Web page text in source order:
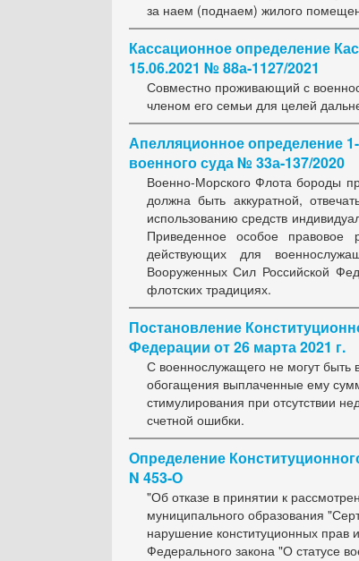
за наем (поднаем) жилого
Кассационное определение
15.06.2021 № 88а-1127/2021
Совместно проживающий с
членом его семьи для целей
Апелляционное определение
военного суда № 33а-137/2020
Военно-Морского Флота бороды
должна быть аккуратной,
использованию средств
Приведенное особое правовое
действующих для
Вооруженных Сил Российской
флотских традициях.
Постановление
Федерации от 26 марта 2021 г.
С военнослужащего не могут быть
обогащения выплаченные ему
стимулирования при отсутствии
счетной ошибки.
Определение
N 453-О
"Об отказе в принятии к
муниципального образования
нарушение конституционных прав
Федерального закона "О статусе